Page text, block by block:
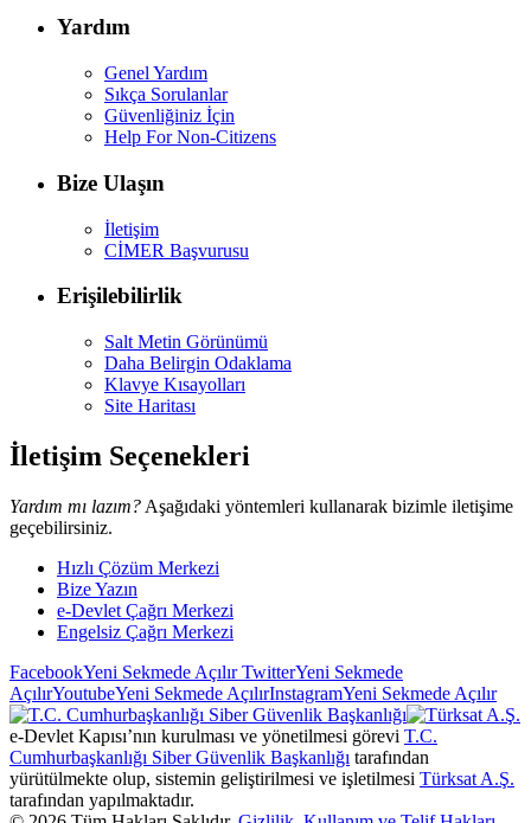
Yardım
Genel Yardım
Sıkça Sorulanlar
Güvenliğiniz İçin
Help For Non-Citizens
Bize Ulaşın
İletişim
CİMER Başvurusu
Erişilebilirlik
Salt Metin Görünümü
Daha Belirgin Odaklama
Klavye Kısayolları
Site Haritası
İletişim Seçenekleri
Yardım mı lazım? Aşağıdaki yöntemleri kullanarak bizimle iletişime
geçebilirsiniz.
Hızlı Çözüm Merkezi
Bize Yazın
e-Devlet Çağrı Merkezi
Engelsiz Çağrı Merkezi
FacebookYeni Sekmede AçılırTwitterYeni Sekmede
AçılırYoutubeYeni Sekmede AçılırInstagramYeni Sekmede Açılır
e-Devlet Kapısı’nın kurulması ve yönetilmesi görevi T.C.
Cumhurbaşkanlığı Siber Güvenlik Başkanlığı tarafından
yürütülmekte olup, sistemin geliştirilmesi ve işletilmesi Türksat A.Ş.
tarafından yapılmaktadır.